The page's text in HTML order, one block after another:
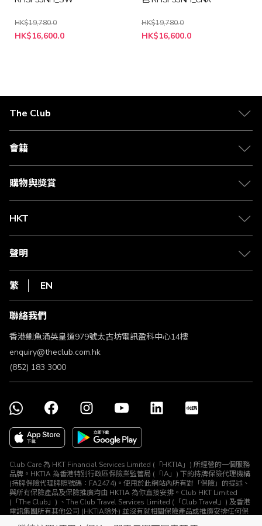
HK$19,780.0
特
殊
HK$16,600.0
HK$19,780.0
特
殊
HK$16,600.0
The Club
關於 The Club
合作夥伴
媒體中心
會籍
會籍及專屬禮遇
賺取積分
購物與獎賞
物流與配送
Club Shopping 商品領取站
常見問題
HKT
csl.
1010
HKT
聲明
私隱聲明
使用條款
條款及細則
不歧視及不騷擾聲明
認可牌照及通告
繁 EN
聯絡我們
香港鰂魚涌英皇道979號太古坊電訊盈科中心14樓
enquiry@theclub.com.hk
(852) 183 3000
Club Care 為 HKT Financial Services Limited (「HKTIA」) 所經營的一個服務
品牌。HKTIA 為香港特別行政區保險業監管局 (「IA」) 下的持牌保險代理機構
(持牌保險代理牌照號碼：FA2474)。使用於此網站內所有對「保險」的提述、
與所有保險產品及保險推廣均由 HKTIA 為你直接安排。Club HKT Limited
(「The Club」) 、The Club Travel Services Limited (「Club Travel」) 及香港
電訊集團所有其他公司 (HKTIA除外) 並沒有就相關保險產品或推廣安排任何保